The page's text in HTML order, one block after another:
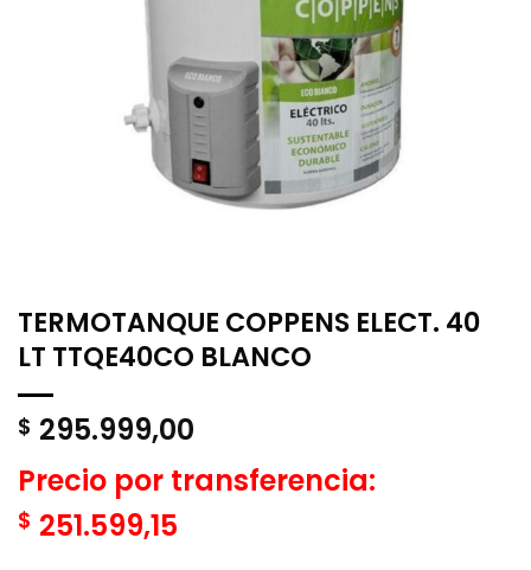
TERMOTANQUE COPPENS ELECT. 40
LT TTQE40CO BLANCO
$ 295.999,00
Precio por transferencia:
$ 251.599,15